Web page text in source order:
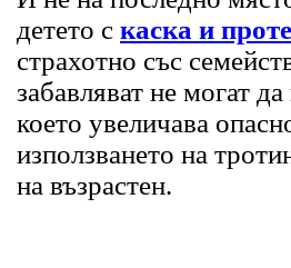
детето с каска и
страхотно със
забавляват не могат
което увеличава
използването на
на възрастен.